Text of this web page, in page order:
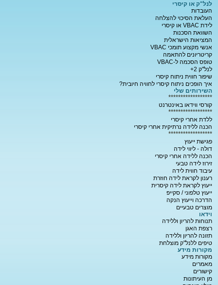
לנל"ק או קיסרי
העובדות
העלאת הסיכוי להצלחה
לידת VBAC או קיסרי
השוואת הסכנות
המציאות הישראלית
אנשי מקצוע תומכי VBAC
קריטריונים להתאמה
טופס הסכמה ל-VBAC
לנל"ק 2+
שיפור חווית ניתוח קיסרי
איך הופכים ניתוח קיסרי לחוויה חיובית?
השירותים שלי
******************
קורסי ווידאו באינטרנט
******************
ללדת אחרי קיסרי
הכנה ללידה נרתיקית אחרי קיסרי
******************
פגישת ייעוץ
דולה - ליווי לידה
הכנה ללידה אחרי קיסרי
זירוז לידה טבעי
עיבוד חווית לידה
רענון לקראת לידה חוזרת
ייעוץ לקראת לידה קיסרית
ייעוץ טלפוני / סקייפ
הדרכה וייעוץ הנקה
מוצרים טבעיים
וידאו
תנוחות להריון וללידה
רצפת האגן
תזונה להריון וללידה
טיפים ללנל"ק מוצלחת
מקורות מידע
מקורות מידע
מאמרים
קישורים
מן העיתונות